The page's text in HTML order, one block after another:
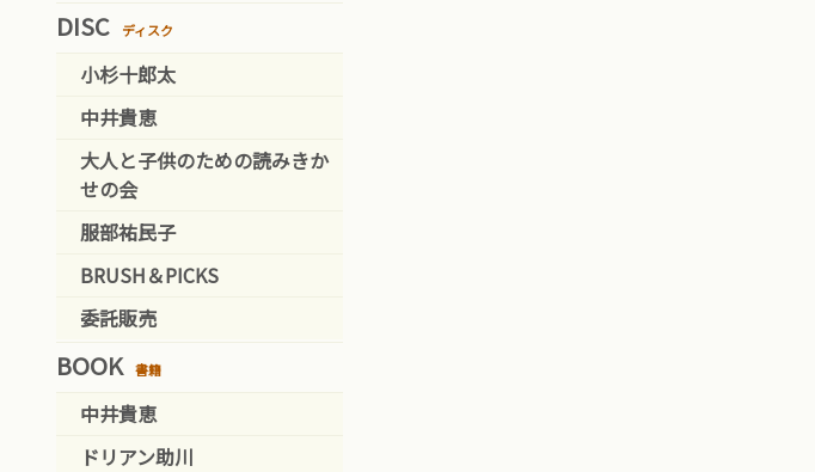
DISC ディスク
小杉十郎太
中井貴恵
大人と子供のための読みきか
せの会
服部祐民子
BRUSH＆PICKS
委託販売
BOOK 書籍
中井貴恵
ドリアン助川